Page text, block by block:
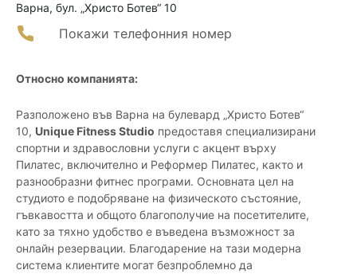
Варна, бул. „Христо Ботев“ 10
Покажи телефонния номер
Относно компанията:
Разположено във Варна на булевард „Христо Ботев“
10, Unique Fitness Studio предоставя специализирани
спортни и здравословни услуги с акцент върху
Пилатес, включително и Реформер Пилатес, както и
разнообразни фитнес програми. Основната цел на
студиото е подобряване на физическото състояние,
гъвкавостта и общото благополучие на посетителите,
като за тяхно удобство е въведена възможност за
онлайн резервации. Благодарение на тази модерна
система клиентите могат безпроблемно да